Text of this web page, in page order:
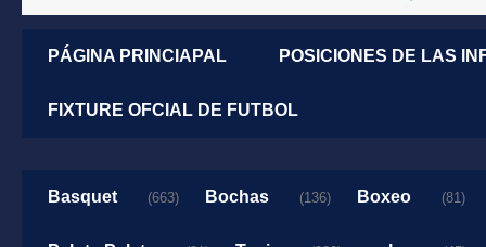
PÁGINA PRINCIAPAL POSICIONES DE LAS
FIXTURE OFCIAL DE FUTBOL
Basquet (663) Bochas (136) Boxeo (81)